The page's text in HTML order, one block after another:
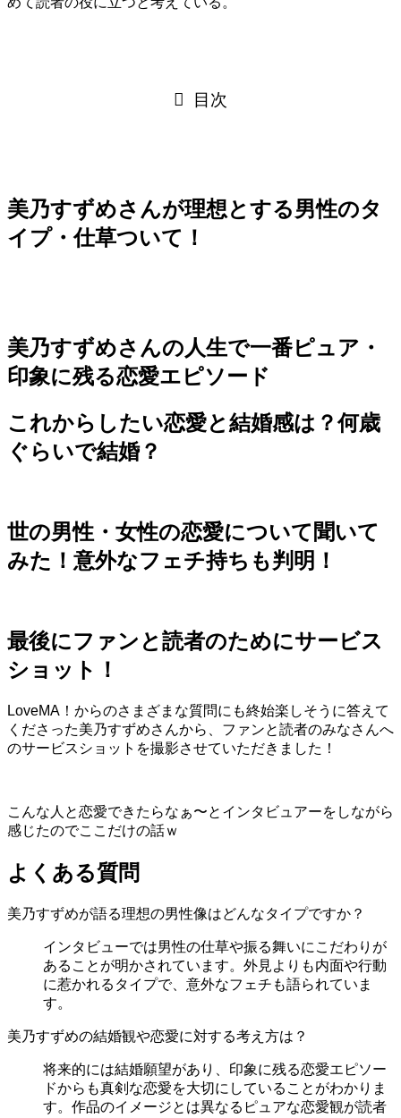
目次
美乃すずめさんが理想とする男性のタ
イプ・仕草ついて！
美乃すずめさんの人生で一番ピュア・
印象に残る恋愛エピソード
これからしたい恋愛と結婚感は？何歳
ぐらいで結婚？
世の男性・女性の恋愛について聞いて
みた！意外なフェチ持ちも判明！
最後にファンと読者のためにサービス
ショット！
LoveMA！からのさまざまな質問にも終始楽しそうに答えて
くださった美乃すずめさんから、ファンと読者のみなさんへ
のサービスショットを撮影させていただきました！
こんな人と恋愛できたらなぁ〜とインタビュアーをしながら
感じたのでここだけの話ｗ
よくある質問
美乃すずめが語る理想の男性像はどんなタイプですか？
インタビューでは男性の仕草や振る舞いにこだわりが
あることが明かされています。外見よりも内面や行動
に惹かれるタイプで、意外なフェチも語られていま
す。
美乃すずめの結婚観や恋愛に対する考え方は？
将来的には結婚願望があり、印象に残る恋愛エピソー
ドからも真剣な恋愛を大切にしていることがわかりま
す。作品のイメージとは異なるピュアな恋愛観が読者